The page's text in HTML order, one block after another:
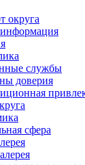
округа
службы
доверия
сфера